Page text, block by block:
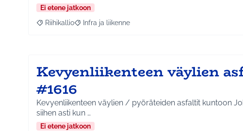
Ei etene jatkoon
Rajaa tulokset aihepiirin mukaan: Riihikallio
Riihikallio Rajaa tulokset teeman mukaan: Infra ja liikenne
Infra ja liikenne
Kevyenliikenteen väylien
#1616
Kevyenliikenteen väylien / pyöräteiden asfaltit kuntoon
siihen asti kun …
Ei etene jatkoon